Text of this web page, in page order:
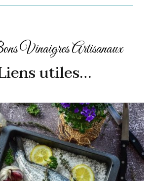
Vinaigres Artisanaux
utiles…